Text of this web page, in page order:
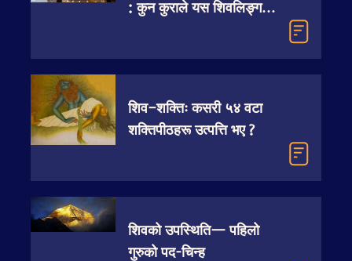
: कुन कुराले यस शिवलिङ्गलाई
शिव–शक्तिः कसरी ५४ वटा
शक्तिपीठहरू उत्पत्ति भए ?
शिवको उपस्थिति— पहिलो
गुरुको पद-चिन्ह